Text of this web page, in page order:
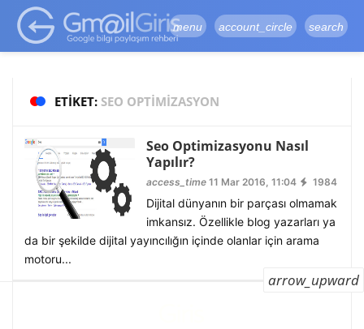
google-site-
verification=vqSI0upH550kabR5X8xpjMYieaXmuBueYgCJBW3uetM
menu account_circle search
ETIKET: SEO OPTIMIZASYON
Seo Optimizasyonu Nasıl
Yapılır?
access_time11 Mar 2016, 11:04 1984
Dijital dünyanın bir parçası olmamak
imkansız. Özellikle blog yazarları ya
da bir şekilde dijital yayıncılığın içinde olanlar için arama
motoru...
arrow_upward